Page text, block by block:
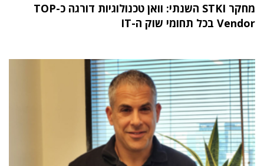
מחקר STKI השנתי: וואן טכנולוגיות דורגה כ-TOP
Vendor בכל תחומי שוק ה-IT